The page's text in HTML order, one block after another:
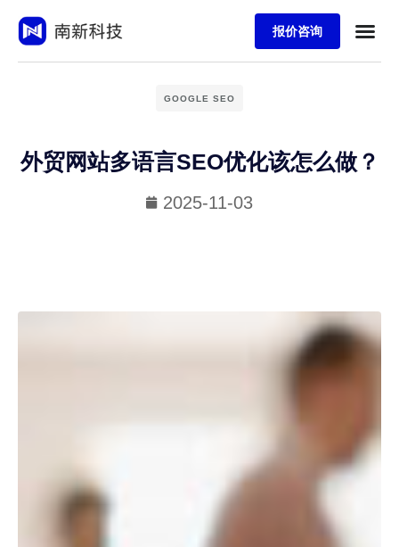
报价咨询
GOOGLE SEO
外贸网站多语言SEO优化该怎么做？
2025-11-03